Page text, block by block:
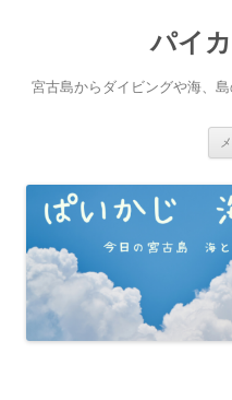
パイ
宮古島からダイビングや海、